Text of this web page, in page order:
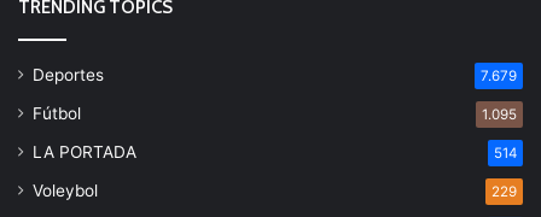
TRENDING TOPICS
Deportes 7.679
Fútbol 1.095
LA PORTADA 514
Voleybol 229